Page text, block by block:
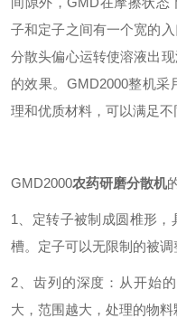
子和定子之间有一个宽的
分散头偏心运转使溶液出
的效果。 GMD2000整机采
理和优质材料，可以满足不
GMD2000农药研磨分散机
1、定转子被制成圆椎形，
槽。定子可以无限制的被调
2、齿列的深度：从开始
大，范围越大，处理的物料